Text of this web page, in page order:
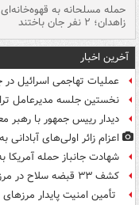
حمله مسلحانه به
زاهدان؛ ۲ نفر جان باختند
آخرین اخبار
عملیات تهاجمی اسرائیل
نخستین جلسه مدیرعامل
دیدار رییس جمهور با رهبر
اعزام زائر اولی‌های
شهادت جانباز حمله آمریکا
کشف ۳۳ قبضه سلاح در مرزهای آذربایجان غربی
تأمین امنیت پایدار